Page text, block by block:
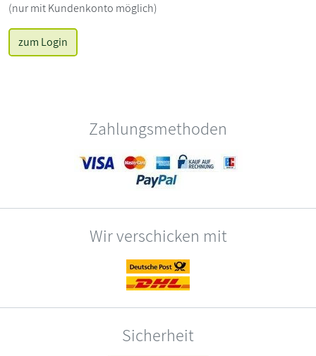
(nur mit Kundenkonto möglich)
zum Login
Zahlungsmethoden
Wir verschicken mit
Sicherheit